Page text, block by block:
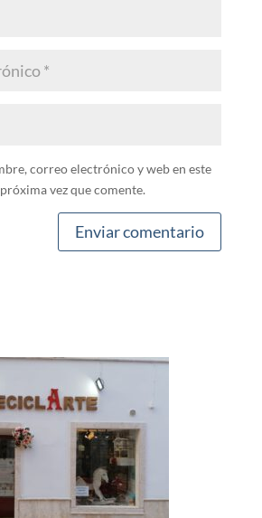
correo electrónico y web en este
vez que comente.